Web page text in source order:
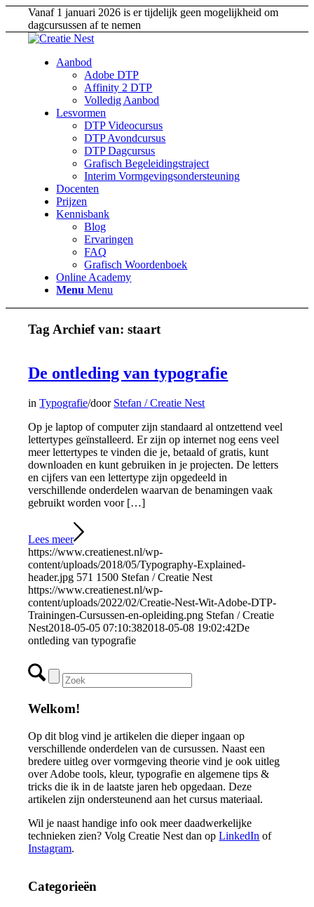
Vanaf 1 januari 2026 is er tijdelijk geen mogelijkheid om
dagcursussen af te nemen
Aanbod
Adobe DTP
Affinity 2 DTP
Volledig Aanbod
Lesvormen
DTP Videocursus
DTP Avondcursus
DTP Dagcursus
Grafisch Begeleidingstraject
Interim Vormgevingsondersteuning
Docenten
Prijzen
Kennisbank
Blog
Ervaringen
FAQ
Grafisch Woordenboek
Online Academy
Menu Menu
Tag Archief van:staart
De ontleding van typografie
inTypografie/door Stefan / Creatie Nest
Op je laptop of computer zijn standaard al ontzettend veel
lettertypes geïnstalleerd. Er zijn op internet nog eens veel
meer lettertypes te vinden die je, betaald of gratis, kunt
downloaden en kunt gebruiken in je projecten. De letters
en cijfers van een lettertype zijn opgedeeld in
verschillende onderdelen waarvan de benamingen vaak
gebruikt worden voor […]
Lees meer
https://www.creatienest.nl/wp-
content/uploads/2018/05/Typography-Explained-
header.jpg 571 1500 Stefan / Creatie Nest
https://www.creatienest.nl/wp-
content/uploads/2022/02/Creatie-Nest-Wit-Adobe-DTP-
Trainingen-Cursussen-en-opleiding.png Stefan / Creatie
Nest2018-05-05 07:10:382018-05-08 19:02:42De
ontleding van typografie
Welkom!
Op dit blog vind je artikelen die dieper ingaan op
verschillende onderdelen van de cursussen. Naast een
bredere uitleg over vormgeving theorie vind je ook uitleg
over Adobe tools, kleur, typografie en algemene tips &
tricks die ik in de laatste jaren heb opgedaan. Deze
artikelen zijn ondersteunend aan het cursus materiaal.
Wil je naast handige info ook meer daadwerkelijke
technieken zien? Volg Creatie Nest dan opLinkedIn of
Instagram.
Categorieën